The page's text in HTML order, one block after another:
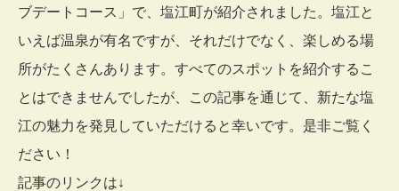
ブデートコース」で、塩江町が紹介されました。塩江と
いえば温泉が有名ですが、それだけでなく、楽しめる場
所がたくさんあります。すべてのスポットを紹介するこ
とはできませんでしたが、この記事を通じて、新たな塩
江の魅力を発見していただけると幸いです。是非ご覧く
ださい！
記事のリンクは↓